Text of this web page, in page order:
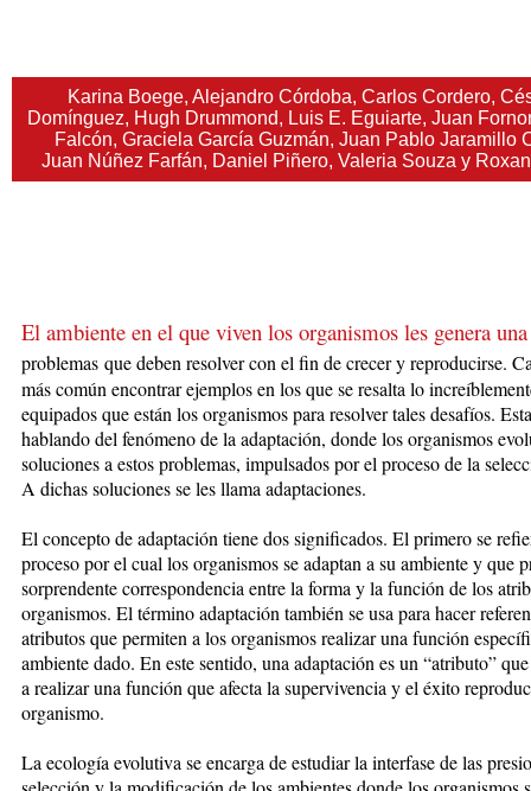
Karina Boege, Alejandro Córdoba, Carlos Cordero,
Domínguez, Hugh Drummond, Luis E. Eguiarte, Juan
Falcón, Graciela García Guzmán, Juan Pablo Jaramillo
Juan Núñez Farfán, Daniel Piñero, Valeria Souza y
El ambiente en el que viven los organismos les genera
problemas que deben resolver con el fin de crecer y reproducirse.
más común encontrar ejemplosen los que se resalta lo
equipados que están los organismos para resolver tales desafíos.
hablando del fenómeno de la adaptación, donde los organismos
soluciones a estos problemas, impulsados por el proceso de la
A dichas soluciones se les llama adaptaciones.
El concepto de adaptación tiene dos significados. El primero se
proceso por el cual los organismos se adaptan a su ambiente y que
sorprendente correspondencia entre la forma y la función de los
organismos. El término adaptación también se usa para hacer
atributos que permiten a los organismos realizar una función
ambiente dado. En este sentido, una adaptación es un “atributo”
a realizar una función que afecta la supervivencia y el éxito
organismo.
La ecología evolutiva se encarga de estudiar la interfase de las